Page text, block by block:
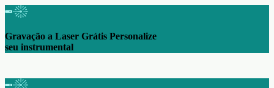
Gravação a Laser Grátis Personalize
seu instrumental